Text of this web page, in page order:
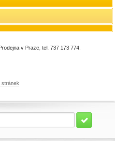
v Praze, tel. 737 173 774.
stránek